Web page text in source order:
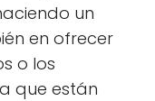
un
en ofrecer
o los
que están